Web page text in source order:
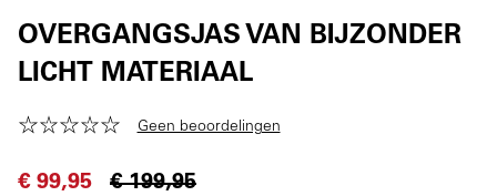
OVERGANGSJAS VAN BIJZONDER
LICHT MATERIAAL
Geen beoordelingen
€ 99,95 € 199,95